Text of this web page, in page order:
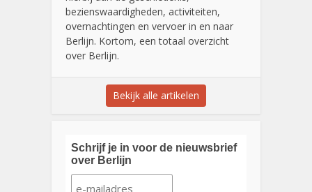
bezienswaardigheden, activiteiten,
overnachtingen en vervoer in en naar
Berlijn. Kortom, een totaal overzicht
over Berlijn.
Bekijk alle artikelen
Schrijf je in voor de nieuwsbrief
over Berlijn